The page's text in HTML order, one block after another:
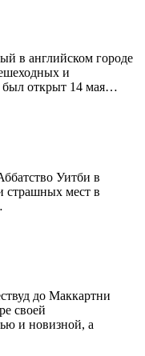
в английском городе
и
был открыт 14 мая…
Уитби в
страшных мест в
до Маккартни
своей
и новизной, а